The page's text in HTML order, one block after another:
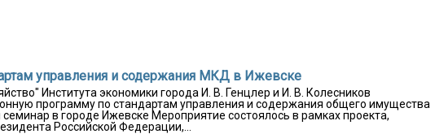
управления и содержания МКД в Ижевске
Института экономики города И. В. Генцлер и И. В. Колесников
программу по стандартам управления и содержания общего имущества
в городе Ижевске Мероприятие состоялось в рамках проекта,
Российской Федерации,...